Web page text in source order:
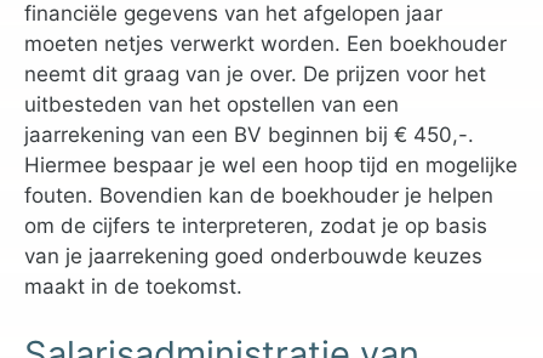
financiële gegevens van het afgelopen jaar
moeten netjes verwerkt worden. Een boekhouder
neemt dit graag van je over. De prijzen voor het
uitbesteden van het opstellen van een
jaarrekening van een BV beginnen bij € 450,-.
Hiermee bespaar je wel een hoop tijd en mogelijke
fouten. Bovendien kan de boekhouder je helpen
om de cijfers te interpreteren, zodat je op basis
van je jaarrekening goed onderbouwde keuzes
maakt in de toekomst.